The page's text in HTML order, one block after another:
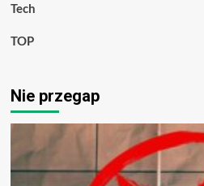
Tech
TOP
Nie przegap